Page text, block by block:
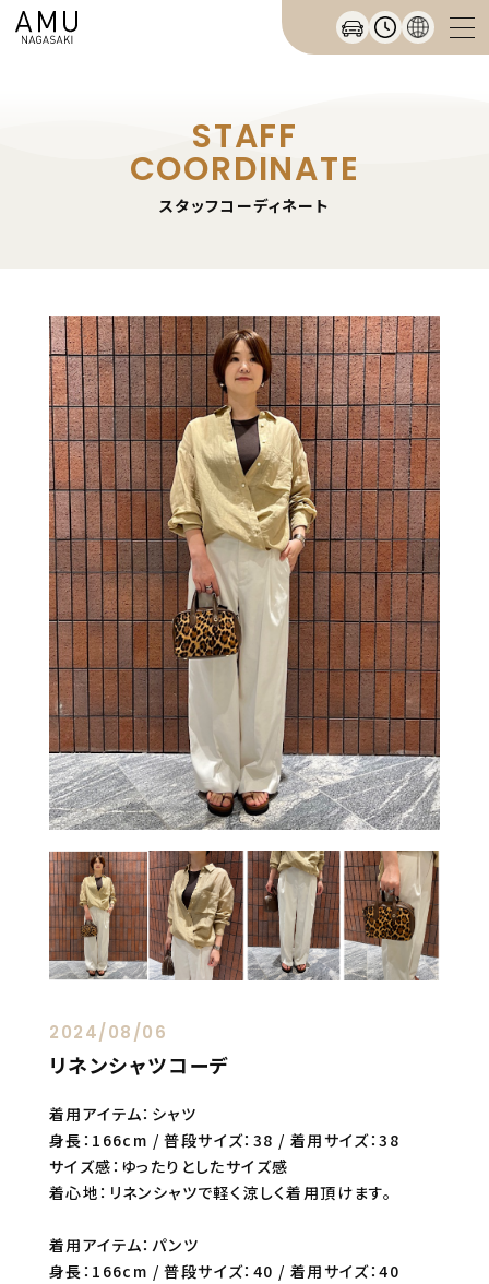
STAFF
COORDINATE
スタッフコーディネート
2024/08/06
リネンシャツコーデ
着用アイテム：シャツ
身長：166cm / 普段サイズ：38 / 着用サイズ：38
サイズ感：ゆったりとしたサイズ感
着心地：リネンシャツで軽く涼しく着用頂けます。
着用アイテム：パンツ
身長：166cm / 普段サイズ：40 / 着用サイズ：40